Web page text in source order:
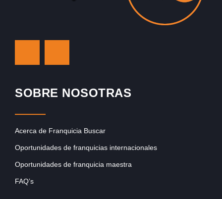
SOBRE NOSOTRAS
Acerca de Franquicia Buscar
Oportunidades de franquicias internacionales
Oportunidades de franquicia maestra
FAQ’s